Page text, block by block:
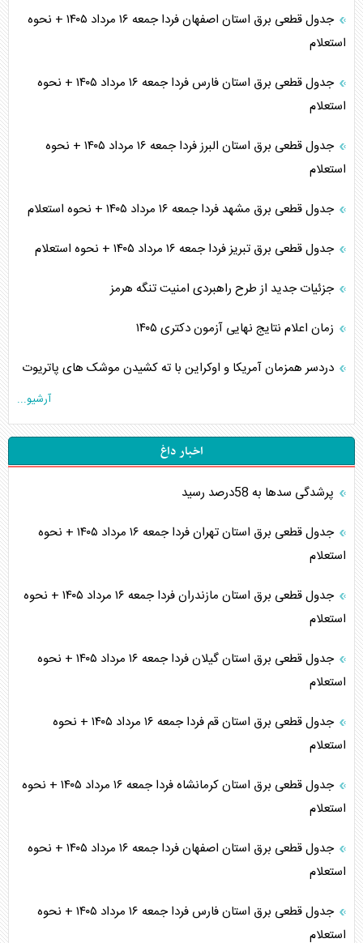
جدول قطعی برق استان اصفهان فردا جمعه ۱۶ مرداد ۱۴۰۵ + نحوه
استعلام
جدول قطعی برق استان فارس فردا جمعه ۱۶ مرداد ۱۴۰۵ + نحوه
استعلام
جدول قطعی برق استان البرز فردا جمعه ۱۶ مرداد ۱۴۰۵ + نحوه
استعلام
جدول قطعی برق مشهد فردا جمعه ۱۶ مرداد ۱۴۰۵ + نحوه استعلام
جدول قطعی برق تبریز فردا جمعه ۱۶ مرداد ۱۴۰۵ + نحوه استعلام
جزئیات جدید از طرح راهبردی امنیت تنگه هرمز
زمان اعلام نتایج نهایی آزمون دکتری ۱۴۰۵
دردسر همزمان آمریکا و اوکراین با ته کشیدن موشک های پاتریوت
آرشیو...
اخبار داغ
پرشدگی سدها به 58درصد رسید
جدول قطعی برق استان تهران فردا جمعه ۱۶ مرداد ۱۴۰۵ + نحوه
استعلام
جدول قطعی برق استان مازندران فردا جمعه ۱۶ مرداد ۱۴۰۵ + نحوه
استعلام
جدول قطعی برق استان گیلان فردا جمعه ۱۶ مرداد ۱۴۰۵ + نحوه
استعلام
جدول قطعی برق استان قم فردا جمعه ۱۶ مرداد ۱۴۰۵ + نحوه
استعلام
جدول قطعی برق استان کرمانشاه فردا جمعه ۱۶ مرداد ۱۴۰۵ + نحوه
استعلام
جدول قطعی برق استان اصفهان فردا جمعه ۱۶ مرداد ۱۴۰۵ + نحوه
استعلام
جدول قطعی برق استان فارس فردا جمعه ۱۶ مرداد ۱۴۰۵ + نحوه
استعلام